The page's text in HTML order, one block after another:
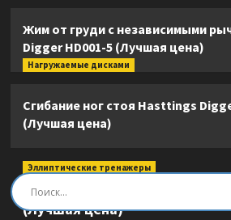
Жим от груди с независимыми
Digger HD001-5 (Лучшая цена)
Нагружаемые дисками
Сгибание ног стоя Hasttings
(Лучшая цена)
Эллиптические тренажеры
Эллиптический тренажер DFC
(Лучшая цена)